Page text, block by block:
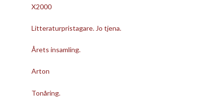
X2000
Litteraturpristagare. Jo tjena.
Årets insamling.
Arton
Tonåring.